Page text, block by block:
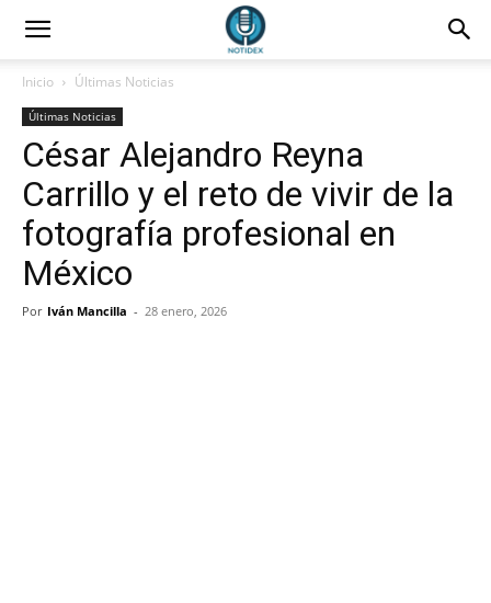
Inicio Últimas Noticias
Últimas Noticias
César Alejandro Reyna
Carrillo y el reto de vivir de la
fotografía profesional en
México
Por Iván Mancilla - 28 enero, 2026